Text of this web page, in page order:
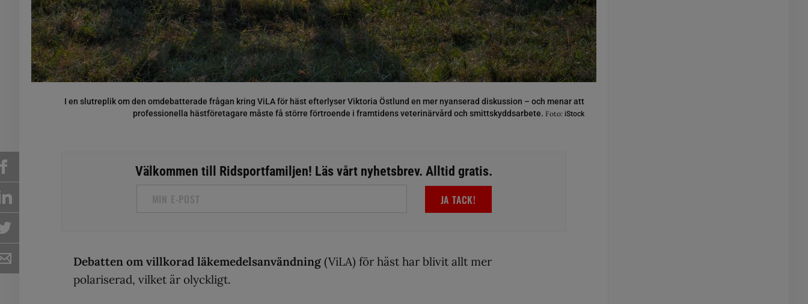
I en slutreplik om den omdebatterade frågan kring ViLA för häst efterlyser Viktoria Östlund en mer nyanserad diskussion – och menar att
professionella hästföretagare måste få större förtroende i framtidens veterinärvård och smittskyddsarbete. Foto: iStock
Välkommen till Ridsportfamiljen! Läs vårt nyhetsbrev. Alltid gratis.
JA TACK!
Debatten om villkorad läkemedelsanvändning (ViLA) för häst har blivit allt mer
polariserad, vilket är olyckligt.